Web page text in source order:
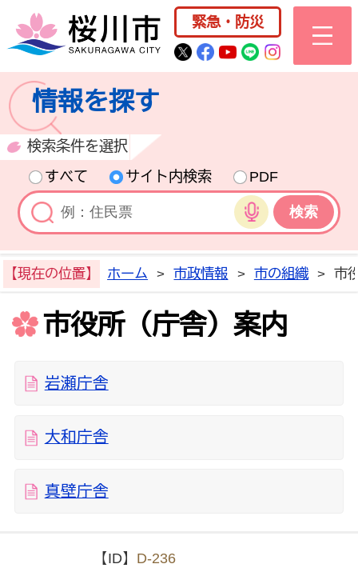
桜川市公式ホー
緊急・防災
桜川市公式Twitter
桜川市公式
桜川市公式
桜川市公式
情報を探す
検索条件を選択
すべて
サイト内検索
PDF
音声検索
【現在の位置】 ホーム > 市政情報 > 市の組織 > 市
市役所（庁舎）案内
岩瀬庁舎
大和庁舎
真壁庁舎
【ID】 D-236